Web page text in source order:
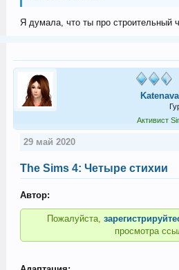
Я думала, что ты про строительный
Активист
29 май 2020
The Sims 4: Четыре стихии
Автор:
Пожалуйста,
просмотра